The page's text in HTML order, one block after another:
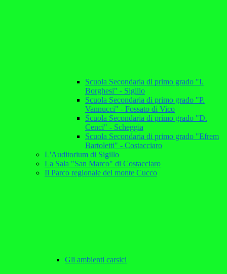
Scuola Secondaria di primo grado "I.
Borghesi" - Sigillo
Scuola Secondaria di primo grado "P.
Vannucci" - Fossato di Vico
Scuola Secondaria di primo grado "D.
Cenci" - Scheggia
Scuola Secondaria di primo grado "Efrem
Bartoletti" - Costacciaro
L'Auditorium di Sigillo
La Sala "San Marco" di Costacciaro
Il Parco regionale del monte Cucco
Gli ambienti carsici